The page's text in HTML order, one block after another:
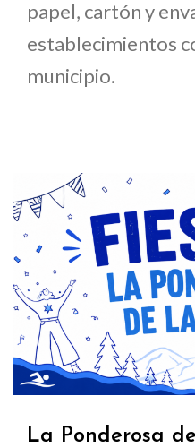
papel, cartón y
establecimientos
municipio.
La Ponderosa